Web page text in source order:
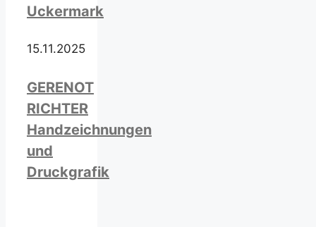
Uckermark
15.11.2025
GERENOT
RICHTER
Handzeichnungen
und
Druckgrafik